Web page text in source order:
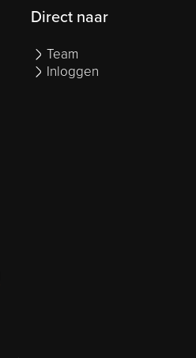
Direct naar
Team
Inloggen